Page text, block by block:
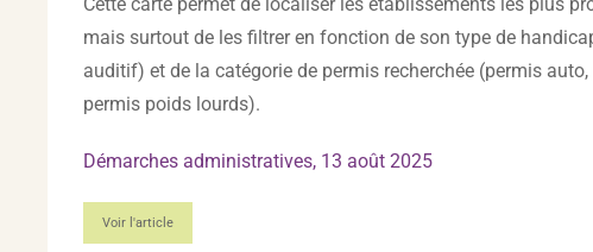
mais surtout de les filtrer en fonction de son type de
auditif) et de la catégorie de permis recherchée (permis
permis poids lourds).
Démarches administratives, 13 août 2025
Voir l'article